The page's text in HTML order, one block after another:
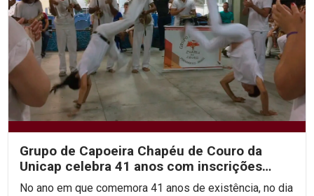
Grupo de Capoeira Chapéu de Couro da
Unicap celebra 41 anos com inscrições
abertas para novas turmas
No ano em que comemora 41 anos de existência, no dia